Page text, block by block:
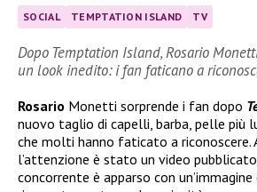
SOCIAL TEMPTATION ISLAND TV
Dopo Temptation Island, Rosario
un look inedito: i fan faticano a
Rosario Monetti sorprende i fan dopo
nuovo taglio di capelli, barba, pelle più
che molti hanno faticato a riconoscere.
l’attenzione è stato un video pubblicato
concorrente è apparso con